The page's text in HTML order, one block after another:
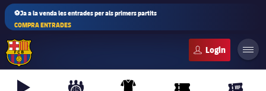
⚽Ja a la venda les entrades per als primers partits
COMPRA ENTRADES
b-play culers-ball uniform ticket-full ticket-